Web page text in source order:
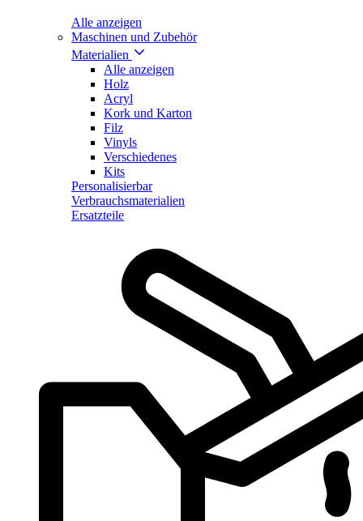
Alle anzeigen
Maschinen und Zubehör
Materialien
Alle anzeigen
Holz
Acryl
Kork und Karton
Filz
Vinyls
Verschiedenes
Kits
Personalisierbar
Verbrauchsmaterialien
Ersatzteile